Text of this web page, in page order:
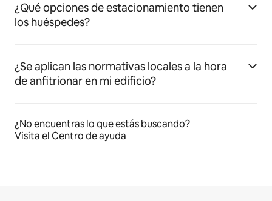
¿Qué opciones de estacionamiento tienen
los huéspedes?
¿Se aplican las normativas locales a la hora
de anfitrionar en mi edificio?
¿No encuentras lo que estás buscando?
Visita el Centro de ayuda